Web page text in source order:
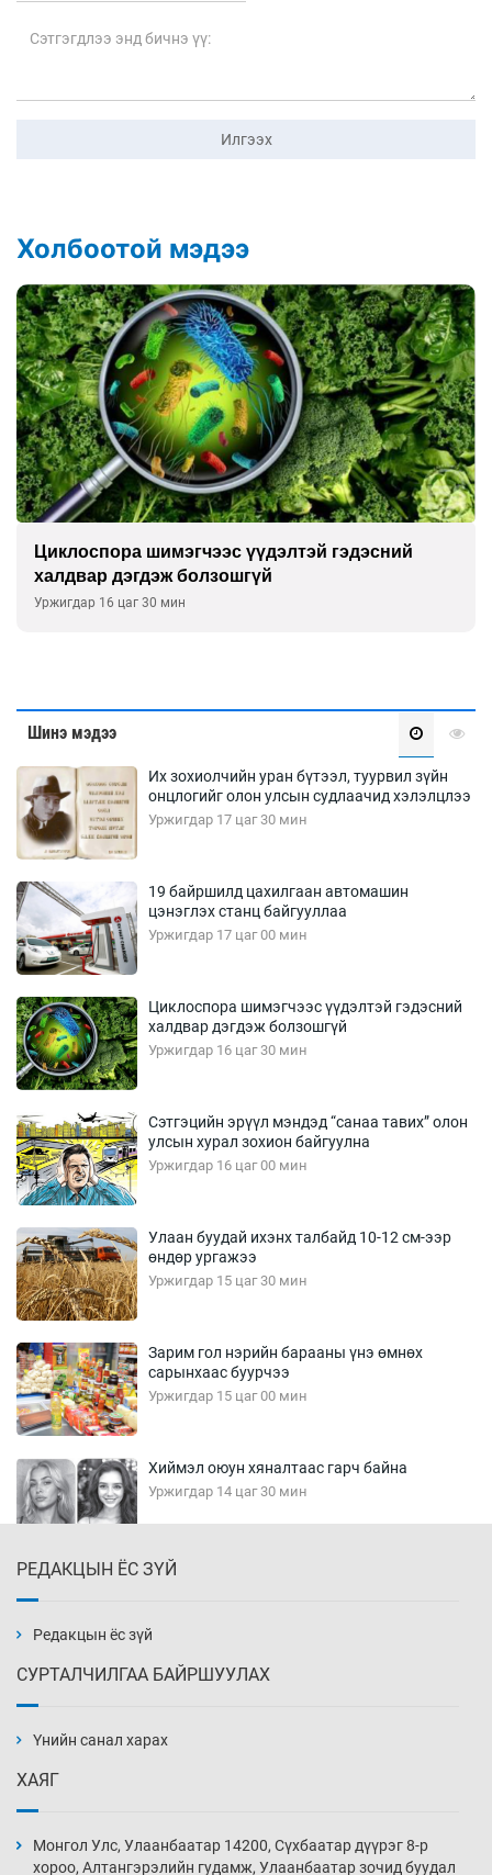
Илгээх
Холбоотой мэдээ
Сэтгэцийн эрүүл мэндэд “санаа тавих” олон
улсын хурал зохион байгуулна
Уржигдар 16 цаг 00 мин
Шинэ мэдээ
Их зохиолчийн уран бүтээл, туурвил зүйн
онцлогийг олон улсын судлаачид хэлэлцлээ
Уржигдар 17 цаг 30 мин
19 байршилд цахилгаан автомашин
цэнэглэх станц байгууллаа
Уржигдар 17 цаг 00 мин
Циклоспора шимэгчээс үүдэлтэй гэдэсний
халдвар дэгдэж болзошгүй
Уржигдар 16 цаг 30 мин
Сэтгэцийн эрүүл мэндэд “санаа тавих” олон
улсын хурал зохион байгуулна
Уржигдар 16 цаг 00 мин
Улаан буудай ихэнх талбайд 10-12 см-ээр
өндөр ургажээ
Уржигдар 15 цаг 30 мин
Зарим гол нэрийн барааны үнэ өмнөх
сарынхаас буурчээ
Уржигдар 15 цаг 00 мин
Хиймэл оюун хяналтаас гарч байна
Уржигдар 14 цаг 30 мин
Уржигдар 14 цаг 00 мин
нэмэгджээ
Уржигдар 13 цаг 30 мин
РЕДАКЦЫН ЁС ЗҮЙ
Редакцын ёс зүй
СУРТАЛЧИЛГАА БАЙРШУУЛАХ
Үнийн санал харах
ХАЯГ
Монгол Улс, Улаанбаатар 14200, Сүхбаатар дүүрэг 8-р
хороо, Алтангэрэлийн гудамж, Улаанбаатар зочид буудал